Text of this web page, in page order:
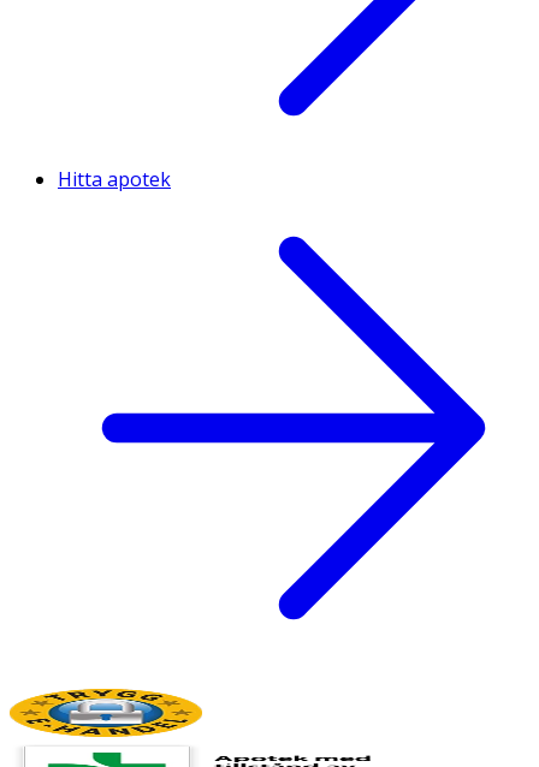
Hitta apotek